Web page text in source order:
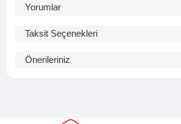
Yorumlar
Taksit Seçenekleri
Önerileriniz
Görüş ve önerileriniz için teşekkür ederiz.